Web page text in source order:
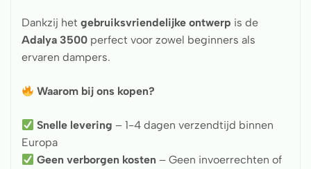
Dankzij het gebruiksvriendelijke ontwerp is de
Adalya 3500 perfect voor zowel beginners als
ervaren dampers.
Waarom bij ons kopen?
Snelle levering – 1-4 dagen verzendtijd binnen
Europa
Geen verborgen kosten – Geen invoerrechten of